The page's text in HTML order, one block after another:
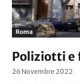
Roma
Poliziotti
26 Novembre 2022